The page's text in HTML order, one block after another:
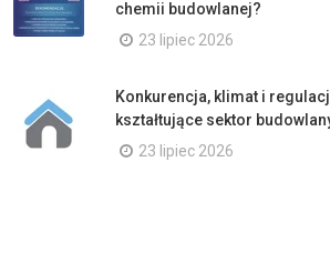
chemii budowlanej?
23 lipiec 2026
Konkurencja, klimat i
kształtujące sektor
23 lipiec 2026